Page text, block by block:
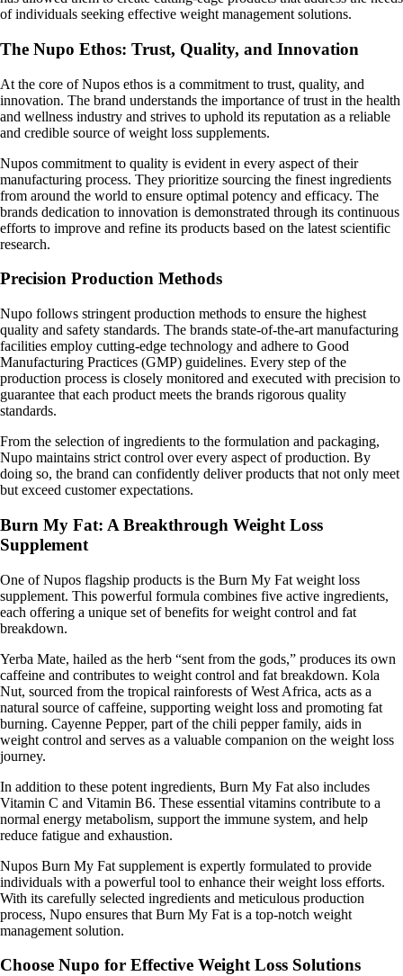
of individuals seeking effective weight management solutions.
The Nupo Ethos: Trust, Quality, and Innovation
At the core of Nupos ethos is a commitment to trust, quality, and
innovation. The brand understands the importance of trust in the health
and wellness industry and strives to uphold its reputation as a reliable
and credible source of weight loss supplements.
Nupos commitment to quality is evident in every aspect of their
manufacturing process. They prioritize sourcing the finest ingredients
from around the world to ensure optimal potency and efficacy. The
brands dedication to innovation is demonstrated through its continuous
efforts to improve and refine its products based on the latest scientific
research.
Precision Production Methods
Nupo follows stringent production methods to ensure the highest
quality and safety standards. The brands state-of-the-art manufacturing
facilities employ cutting-edge technology and adhere to Good
Manufacturing Practices (GMP) guidelines. Every step of the
production process is closely monitored and executed with precision to
guarantee that each product meets the brands rigorous quality
standards.
From the selection of ingredients to the formulation and packaging,
Nupo maintains strict control over every aspect of production. By
doing so, the brand can confidently deliver products that not only meet
but exceed customer expectations.
Burn My Fat: A Breakthrough Weight Loss
Supplement
One of Nupos flagship products is the Burn My Fat weight loss
supplement. This powerful formula combines five active ingredients,
each offering a unique set of benefits for weight control and fat
breakdown.
Yerba Mate, hailed as the herb “sent from the gods,” produces its own
caffeine and contributes to weight control and fat breakdown. Kola
Nut, sourced from the tropical rainforests of West Africa, acts as a
natural source of caffeine, supporting weight loss and promoting fat
burning. Cayenne Pepper, part of the chili pepper family, aids in
weight control and serves as a valuable companion on the weight loss
journey.
In addition to these potent ingredients, Burn My Fat also includes
Vitamin C and Vitamin B6. These essential vitamins contribute to a
normal energy metabolism, support the immune system, and help
reduce fatigue and exhaustion.
Nupos Burn My Fat supplement is expertly formulated to provide
individuals with a powerful tool to enhance their weight loss efforts.
With its carefully selected ingredients and meticulous production
process, Nupo ensures that Burn My Fat is a top-notch weight
management solution.
Choose Nupo for Effective Weight Loss Solutions